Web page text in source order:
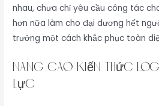
nhau, chưa chỉ yêu cầu công tác
hơn nữa làm cho đại dương hết
trưởng một cách khắc phục toàn
Nâng cao kiến thức
lực